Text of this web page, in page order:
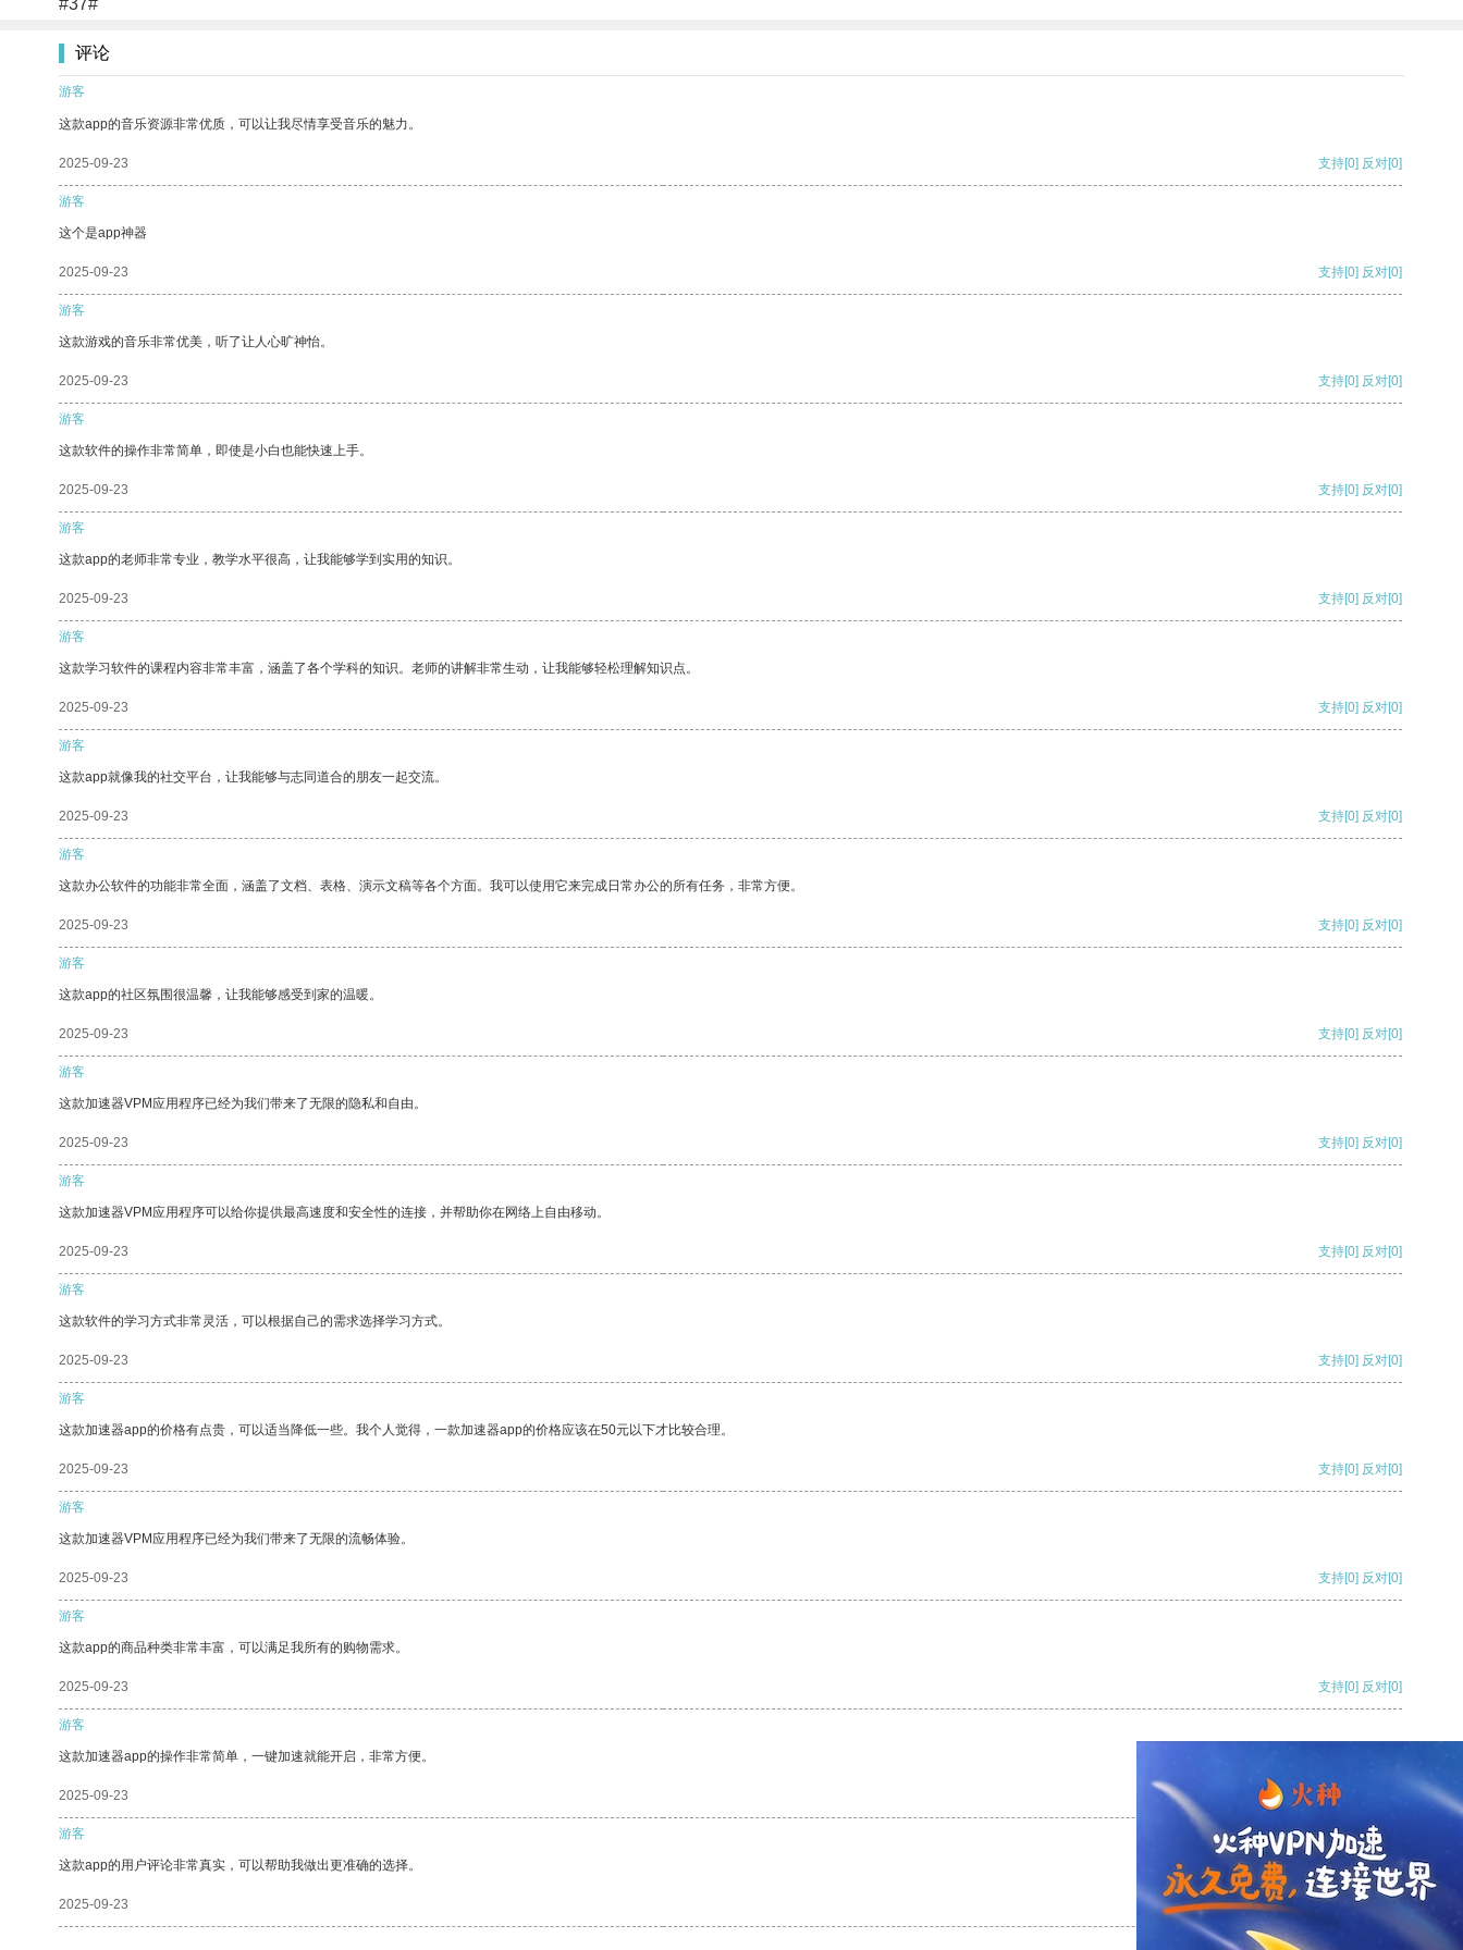
#37#
评论
游客
这款app的音乐资源非常优质，可以让我尽情享受音乐的魅力。
2025-09-23 支持[0] 反对[0]
游客
这个是app神器
2025-09-23 支持[0] 反对[0]
游客
这款游戏的音乐非常优美，听了让人心旷神怡。
2025-09-23 支持[0] 反对[0]
游客
这款软件的操作非常简单，即使是小白也能快速上手。
2025-09-23 支持[0] 反对[0]
游客
这款app的老师非常专业，教学水平很高，让我能够学到实用的知识。
2025-09-23 支持[0] 反对[0]
游客
这款学习软件的课程内容非常丰富，涵盖了各个学科的知识。老师的讲解非常生动，让我能够轻松理解知识点。
2025-09-23 支持[0] 反对[0]
游客
这款app就像我的社交平台，让我能够与志同道合的朋友一起交流。
2025-09-23 支持[0] 反对[0]
游客
这款办公软件的功能非常全面，涵盖了文档、表格、演示文稿等各个方面。我可以使用它来完成日常办公的所有任务，非常方便。
2025-09-23 支持[0] 反对[0]
游客
这款app的社区氛围很温馨，让我能够感受到家的温暖。
2025-09-23 支持[0] 反对[0]
游客
这款加速器VPM应用程序已经为我们带来了无限的隐私和自由。
2025-09-23 支持[0] 反对[0]
游客
这款加速器VPM应用程序可以给你提供最高速度和安全性的连接，并帮助你在网络上自由移动。
2025-09-23 支持[0] 反对[0]
游客
这款软件的学习方式非常灵活，可以根据自己的需求选择学习方式。
2025-09-23 支持[0] 反对[0]
游客
这款加速器app的价格有点贵，可以适当降低一些。我个人觉得，一款加速器app的价格应该在50元以下才比较合理。
2025-09-23 支持[0] 反对[0]
游客
这款加速器VPM应用程序已经为我们带来了无限的流畅体验。
2025-09-23 支持[0] 反对[0]
游客
这款app的商品种类非常丰富，可以满足我所有的购物需求。
2025-09-23 支持[0] 反对[0]
游客
这款加速器app的操作非常简单，一键加速就能开启，非常方便。
2025-09-23 支持
游客
这款app的用户评论非常真实，可以帮助我做出更准确的选择。
2025-09-23 支持 [0] 反对